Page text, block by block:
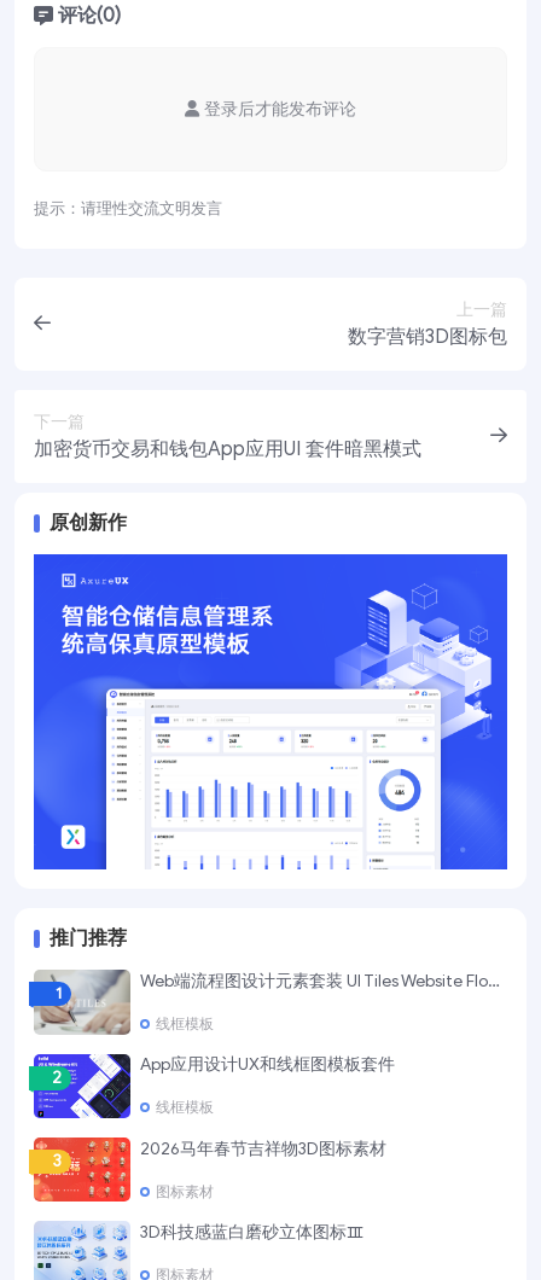
评论(0)
提示：请理性交流文明发言
登录后才能发布评论
上一篇
数字营销3D图标包
下一篇
加密货币交易和钱包App应用UI 套件暗黑模式
原创新作
推门推荐
1
Web端流程图设计元素套装 UI Tiles Website Flowcharts
线框模板
2
App应用设计UX和线框图模板套件
线框模板
3
2026马年春节吉祥物3D图标素材
图标素材
4
3D科技感蓝白磨砂立体图标Ⅲ
图标素材